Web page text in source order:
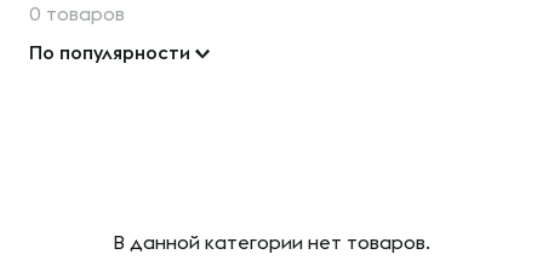
0 товаров
По популярности
В данной категории нет товаров.